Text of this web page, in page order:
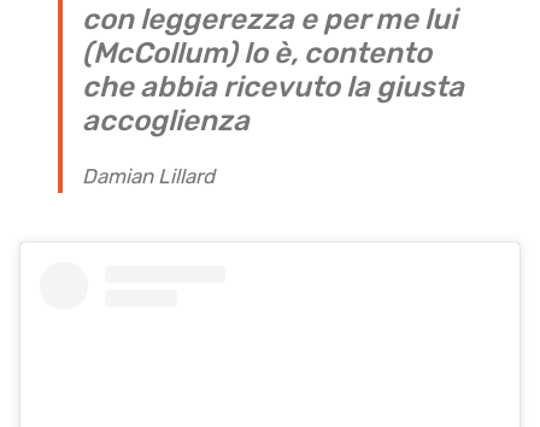
con leggerezza e per me lui
(McCollum) lo è, contento
che abbia ricevuto la giusta
accoglienza
Damian Lillard